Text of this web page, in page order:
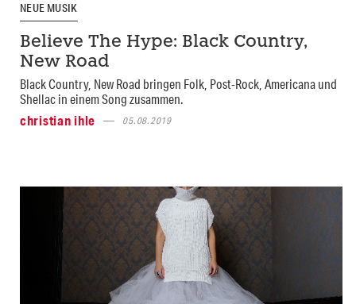
NEUE MUSIK
Believe The Hype: Black Country,
New Road
Black Country, New Road bringen Folk, Post-Rock, Americana und
Shellac in einem Song zusammen.
christian ihle
05.08.2019